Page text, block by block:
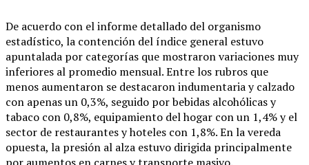
De acuerdo con el informe detallado del organismo
estadístico, la contención del índice general estuvo
apuntalada por categorías que mostraron variaciones muy
inferiores al promedio mensual.Entre los rubros que
menos aumentaron se destacaron indumentaria y calzado
con apenas un 0,3%, seguido por bebidas alcohólicas y
tabaco con 0,8%, equipamiento del hogar con un 1,4% y el
sector de restaurantes y hoteles con 1,8%.En la vereda
opuesta, la presión al alza estuvo dirigida principalmente